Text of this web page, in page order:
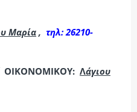
Μαρία , τηλ: 26210-
ΟΙΚΟΝΟΜΙΚΟΥ: Λάγιου